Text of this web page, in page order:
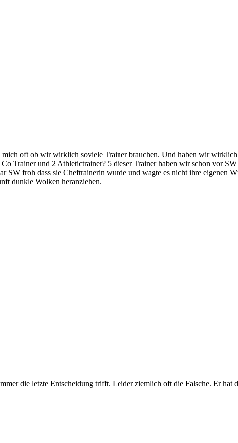
oft ob wir wirklich soviele Trainer brauchen. Und haben wir
Trainer und 2 Athletictrainer? 5 dieser Trainer haben wir schon vor
SW froh dass sie Cheftrainerin wurde und wagte es nicht ihre eigenen
dunkle Wolken heranziehen.
die letzte Entscheidung trifft. Leider ziemlich oft die Falsche. Er hat